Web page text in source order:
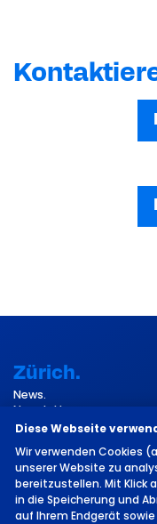
Zürich.
News.
Newsletter.
Kontakt.
Diese Webseite
Wir verwenden Cookies
unserer Website zu
bereitzustellen. Mit Klick
in die Speicherung und
auf Ihrem Endgerät